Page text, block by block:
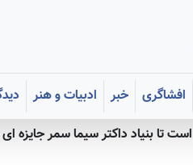
افشاگری خبر ادبیات و هنر
تا بنیاد داکتر سیما سمر جایزه